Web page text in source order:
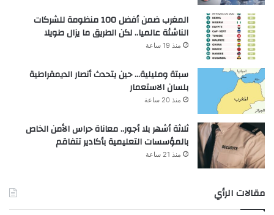
المغرب ضمن أفضل 100 منظومة للشركات
الناشئة عالميا.. لكن الطريق ما يزال طويلا
منذ 19 ساعة
سبتة ومليلية… حين يتحدث أنصار الديمقراطية
بلسان الاستعمار
منذ 20 ساعة
ثلاثة أشهر بلا أجور.. معاناة حراس الأمن الخاص
بالمؤسسات التعليمية بأكادير تتفاقم
منذ 21 ساعة
مقالات الرأي